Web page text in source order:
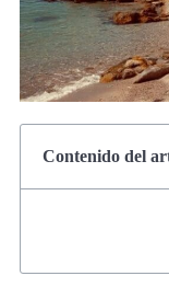
Contenido del